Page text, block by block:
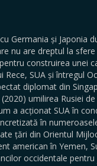
Germania și Japonia
nu are dreptul la
construirea unei
SUA și întregul
diplomat din
(2020) umilirea Rusiei
a acționat SUA în
în
țări din Orientul
american în Yemen,
occidentale